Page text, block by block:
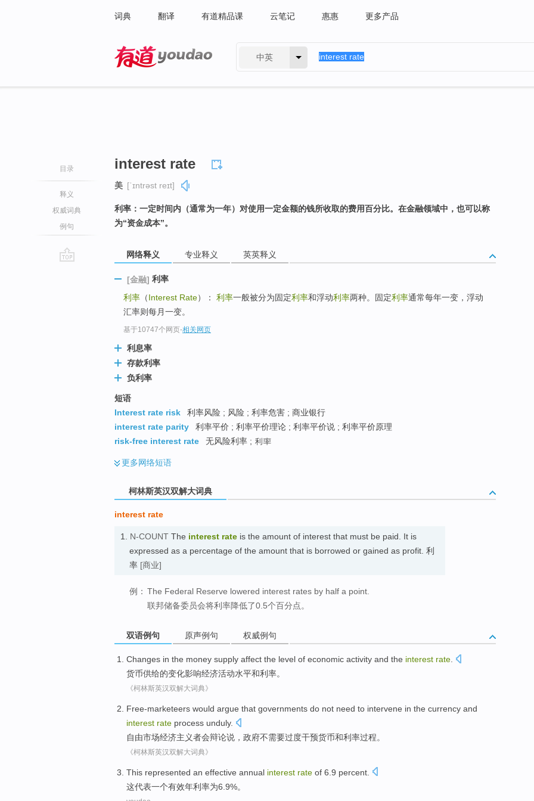
词典 翻译 有道精品课 云笔记 惠惠 更多产品
中英
目录
释义
权威词典
例句
interest rate
美 [ˈɪntrəst reɪt]
利率：一定时间内（通常为一年）对使用一定金额的钱所收取的费用百分比。在金融领域中，也可以称
为“资金成本”。
网络释义 专业释义 英英释义
[金融] 利率
利率 （Interest Rate）： 利率一般被分为固定利率和浮动利率两种。固定利率通常每年一变，浮动
汇率则每月一变。
基于10747个网页-相关网页
利息率
存款利率
负利率
短语
Interest rate risk
利率风险 ; 风险 ; 利率危害 ; 商业银行
interest rate parity
利率平价 ; 利率平价理论 ; 利率平价说 ; 利率平价原理
risk-free interest rate
无风险利率 ; 利率
更多网络短语
柯林斯英汉双解大词典
interest rate
1. N-COUNT The interest rate is the amount of interest that must be paid. It is
expressed as a percentage of the amount that is borrowed or gained as profit. 利
率 [商业]
例： The Federal Reserve lowered interest rates by half a point.
联邦储备委员会将利率降低了0.5个百分点。
双语例句 原声例句 权威例句
Changes in the money supply affect the level of economic activity and the interest rate
货币供给的变化影响经济活动水平和利率。
《柯林斯英汉双解大词典》
Free-marketeers would argue that governments do not need to intervene in the currency and
interest rate process unduly.
自由市场经济主义者会辩论说， 政府不需要过度干预货币和利率过程。
《柯林斯英汉双解大词典》
This represented an effective annual interest rate of 6.9 percent.
这代表一个有效年利率为6.9%。